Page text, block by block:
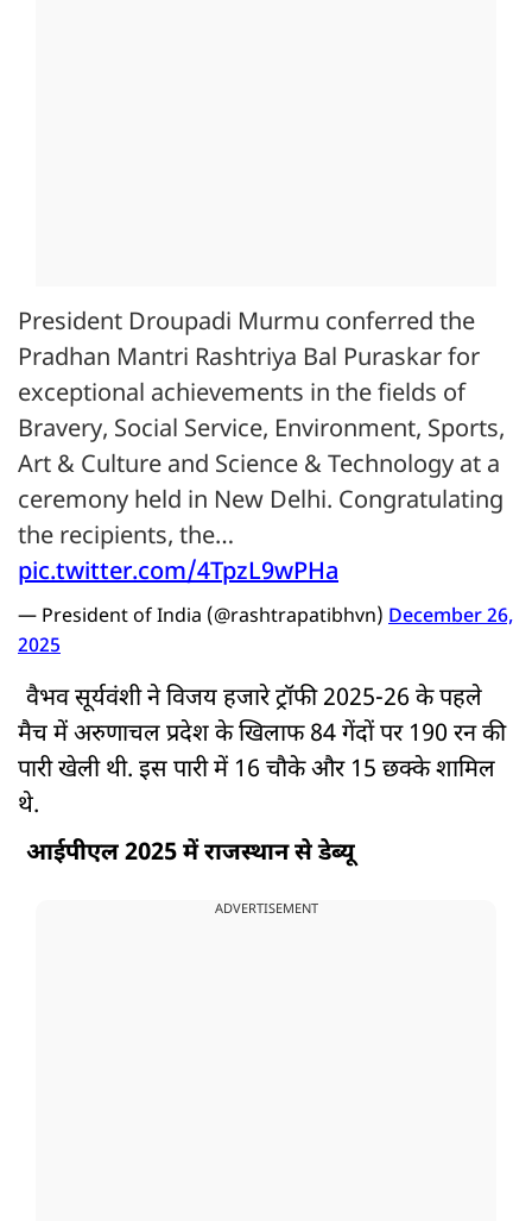
President Droupadi Murmu conferred the
Pradhan Mantri Rashtriya Bal Puraskar for
exceptional achievements in the fields of
Bravery, Social Service, Environment, Sports,
Art & Culture and Science & Technology at a
ceremony held in New Delhi. Congratulating
the recipients, the…
pic.twitter.com/4TpzL9wPHa
— President of India (@rashtrapatibhvn) December 26,
2025
वैभव सूर्यवंशी ने विजय हजारे ट्रॉफी 2025-26 के पहले
मैच में अरुणाचल प्रदेश के खिलाफ 84 गेंदों पर 190 रन की
पारी खेली थी. इस पारी में 16 चौके और 15 छक्के शामिल
थे.
आईपीएल 2025 में राजस्थान से डेब्यू
ADVERTISEMENT